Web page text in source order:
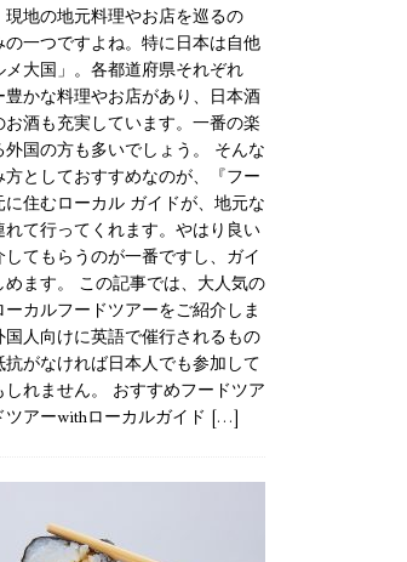
地の地元料理やお店を巡るの
一つですよね。特に日本は自他
大国」。各都道府県それぞれ
かな料理やお店があり、日本酒
酒も充実しています。一番の楽
国の方も多いでしょう。 そんな
としておすすめなのが、『フー
に住むローカル ガイドが、地元な
て行ってくれます。やはり良い
てもらうのが一番ですし、ガイ
めます。 この記事では、大人気の
カルフードツアーをご紹介しま
人向けに英語で催行されるもの
がなければ日本人でも参加して
れません。 おすすめフードツア
アーwithローカルガイド […]